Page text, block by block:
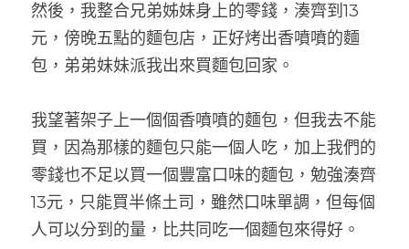
然後，我整合兄弟姊妹身上的零錢，湊齊到13
元，傍晚五點的麵包店，正好烤出香噴噴的麵
包，弟弟妹妹派我出來買麵包回家。
我望著架子上一個個香噴噴的麵包，但我去不能
買，因為那樣的麵包只能一個人吃，加上我們的
零錢也不足以買一個豐富口味的麵包，勉強湊齊
13元，只能買半條土司，雖然口味單調，但每個
人可以分到的量，比共同吃一個麵包來得好。